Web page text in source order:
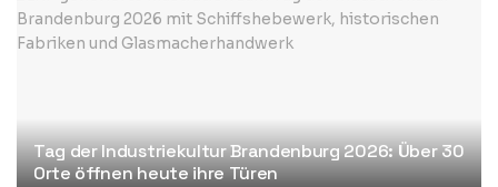
Tag der Industriekultur Brandenburg 2026: Über 30
Orte öffnen heute ihre Türen